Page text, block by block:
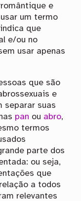
e
um termo
que
e/ou no
usar apenas
que são
e
separar suas
pan ou abro,
termos
parte dos
ou seja,
que
a todos
relevantes